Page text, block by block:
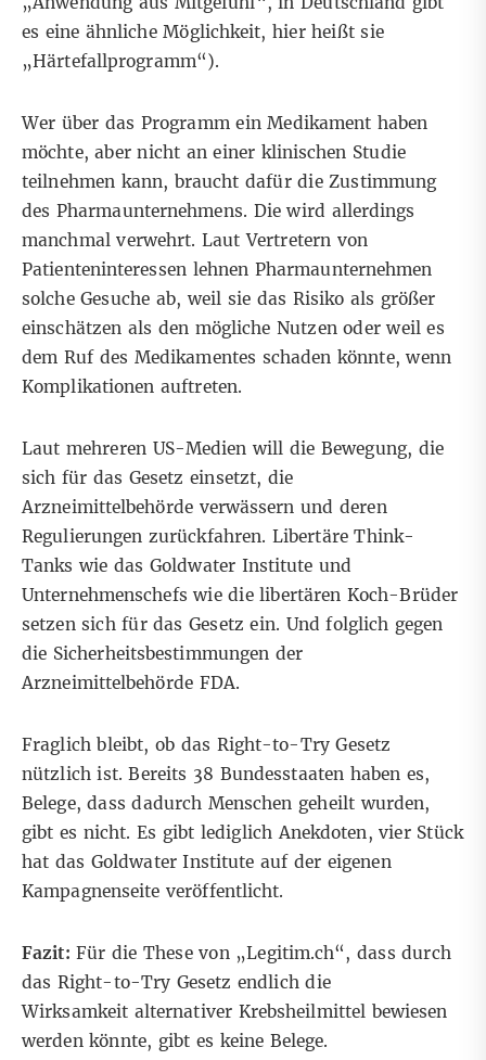
es eine ähnliche Möglichkeit, hier heißt sie
„Härtefallprogramm“).
Wer über das Programm ein Medikament haben
möchte, aber nicht an einer klinischen Studie
teilnehmen kann, braucht dafür die Zustimmung
des Pharmaunternehmens. Die wird allerdings
manchmal verwehrt.Laut Vertretern von
Patienteninteressen lehnen Pharmaunternehmen
solche Gesuche ab, weil sie das Risiko als größer
einschätzen als den mögliche Nutzen oder weil es
dem Ruf des Medikamentes schaden könnte, wenn
Komplikationen auftreten.
Lautmehreren US-Medien will die Bewegung, die
sich für das Gesetz einsetzt, die
Arzneimittelbehörde verwässern und deren
Regulierungen zurückfahren. Libertäre Think-
Tanks wie dasGoldwater Institute und
Unternehmenschefs wie die libertären Koch-Brüder
setzen sich für das Gesetz ein. Und folglich gegen
die Sicherheitsbestimmungen der
Arzneimittelbehörde FDA.
Fraglich bleibt, ob das Right-to-Try Gesetz
nützlich ist. Bereits 38 Bundesstaaten haben es,
Belege, dass dadurch Menschen geheilt wurden,
gibt es nicht. Es gibt lediglich Anekdoten, vier Stück
hat das Goldwater Institute auf der eigenen
Kampagnenseite veröffentlicht.
Fazit: Für die These von „Legitim.ch“, dass durch
das Right-to-Try Gesetz endlich die
Wirksamkeit alternativer Krebsheilmittel bewiesen
werden könnte, gibt es keine Belege.